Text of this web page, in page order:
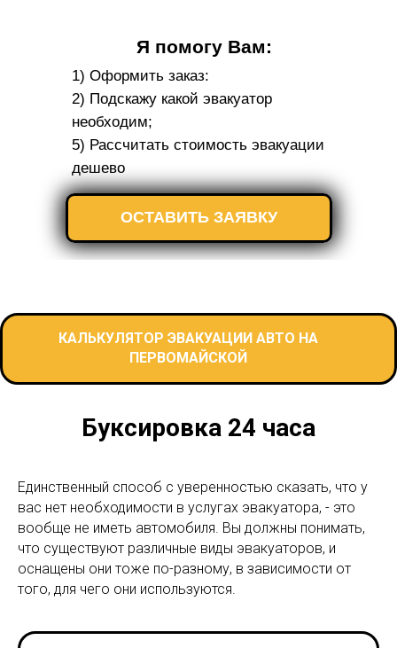
Я помогу Вам:
1) Оформить заказ:
2) Подскажу какой эвакуатор
необходим;
5) Рассчитать стоимость эвакуации
дешево
ОСТАВИТЬ ЗАЯВКУ
КАЛЬКУЛЯТОР ЭВАКУАЦИИ АВТО НА
ПЕРВОМАЙСКОЙ
Буксировка 24 часа
Единственный способ с уверенностью сказать, что у
вас нет необходимости в услугах эвакуатора, - это
вообще не иметь автомобиля. Вы должны понимать,
что существуют различные виды эвакуаторов, и
оснащены они тоже по-разному, в зависимости от
того, для чего они используются.